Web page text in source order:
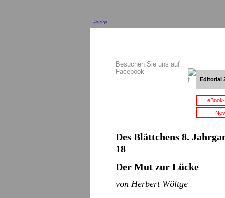
Anzeige
Besuchen Sie uns auf
Facebook
Editorial
Des Blättchens 8.
18
Der Mut zur Lücke
von Herbert Wöltge